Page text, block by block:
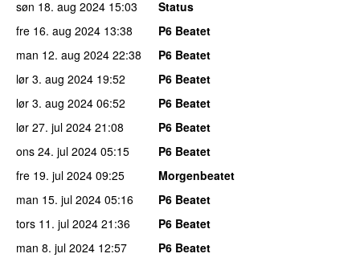
søn 18. aug 2024 15:03
Status
fre 16. aug 2024 13:38
P6 Beatet
man 12. aug 2024 22:38
P6 Beatet
lør 3. aug 2024 19:52
P6 Beatet
lør 3. aug 2024 06:52
P6 Beatet
lør 27. jul 2024 21:08
P6 Beatet
ons 24. jul 2024 05:15
P6 Beatet
fre 19. jul 2024 09:25
Morgenbeatet
man 15. jul 2024 05:16
P6 Beatet
tors 11. jul 2024 21:36
P6 Beatet
man 8. jul 2024 12:57
P6 Beatet